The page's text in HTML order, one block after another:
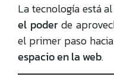
La tecnología está
el poderde
el primer paso
espacio en la web.